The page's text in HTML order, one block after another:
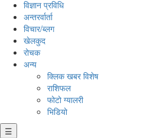
विज्ञान प्रविधि
अन्तरर्वार्ता
विचार/ब्लग
खेलकुद
रोचक
अन्य
क्लिक खबर विशेष
राशिफल
फोटो ग्यालरी
भिडियो
☰